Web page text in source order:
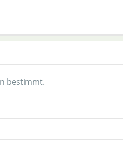
bestimmt.